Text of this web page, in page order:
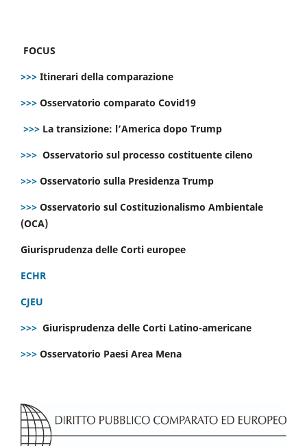
FOCUS
>>> Itinerari della comparazione
>>> Osservatorio comparato Covid19
>>> La transizione: l’America dopo Trump
>>> Osservatorio sul processo costituente cileno
>>> Osservatorio sulla Presidenza Trump
>>> Osservatorio sul Costituzionalismo Ambientale
(OCA)
Giurisprudenza delle Corti europee
ECHR
CJEU
>>> Giurisprudenza delle Corti Latino-americane
>>> Osservatorio Paesi Area Mena